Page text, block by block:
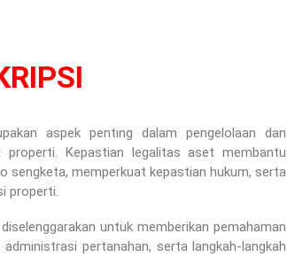
aspek penting dalam pengelolaan dan
Kepastian legalitas aset membantu
sengketa, memperkuat kepastian hukum, serta
properti.
diselenggarakan untuk memberikan pemahaman
pertanahan, serta langkah-langkah